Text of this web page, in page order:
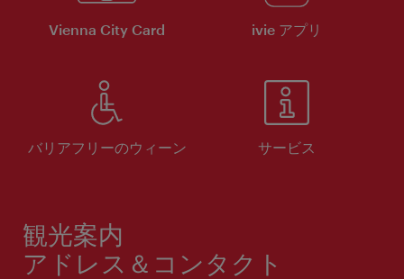
Vienna City Card ivie アプリ
バリアフリーのウィーン サービス
観光案内
アドレス＆コンタクト